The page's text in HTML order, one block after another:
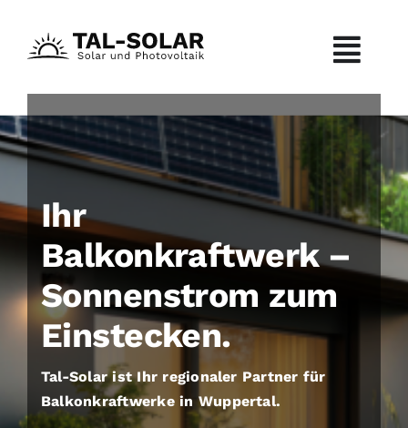
Inhalt
springen
Leistungen
Solarkraftwerk
Wärmepumpe
Balkonkraftwerk
Ihr
Balkonkraftwerk –
Sonnenstrom zum
Einstecken.
Tal-Solar ist Ihr regionaler Partner für
Balkonkraftwerke in Wuppertal.